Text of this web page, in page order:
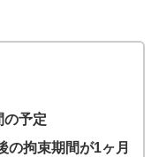
の予定
の拘束期間が1ヶ月